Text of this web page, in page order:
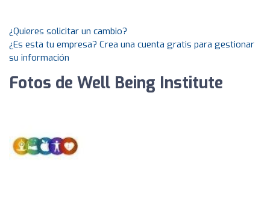
¿Quieres solicitar un cambio?
¿Es esta tu empresa? Crea una cuenta gratis para gestionar
su información
Fotos de Well Being Institute